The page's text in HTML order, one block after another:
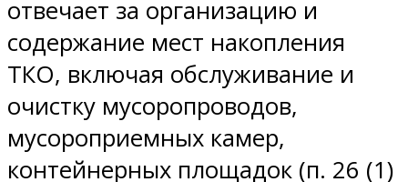
отвечает за организацию и
содержание мест накопления
ТКО, включая обслуживание и
очистку мусоропроводов,
мусороприемных камер,
контейнерных площадок (п. 26 (1)